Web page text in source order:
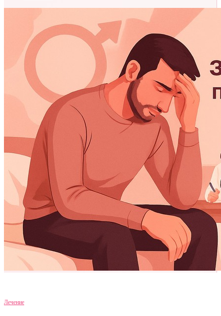
Лечение